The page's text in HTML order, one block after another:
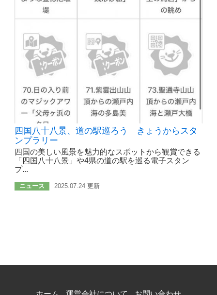
四国八十八景、道の駅巡ろう きょうからスタ
ンプラリー
四国の美しい風景を魅力的なスポットから観賞できる
「四国八十八景」や4県の道の駅を巡る電子スタン
プ...
ニュース 2025.07.24 更新